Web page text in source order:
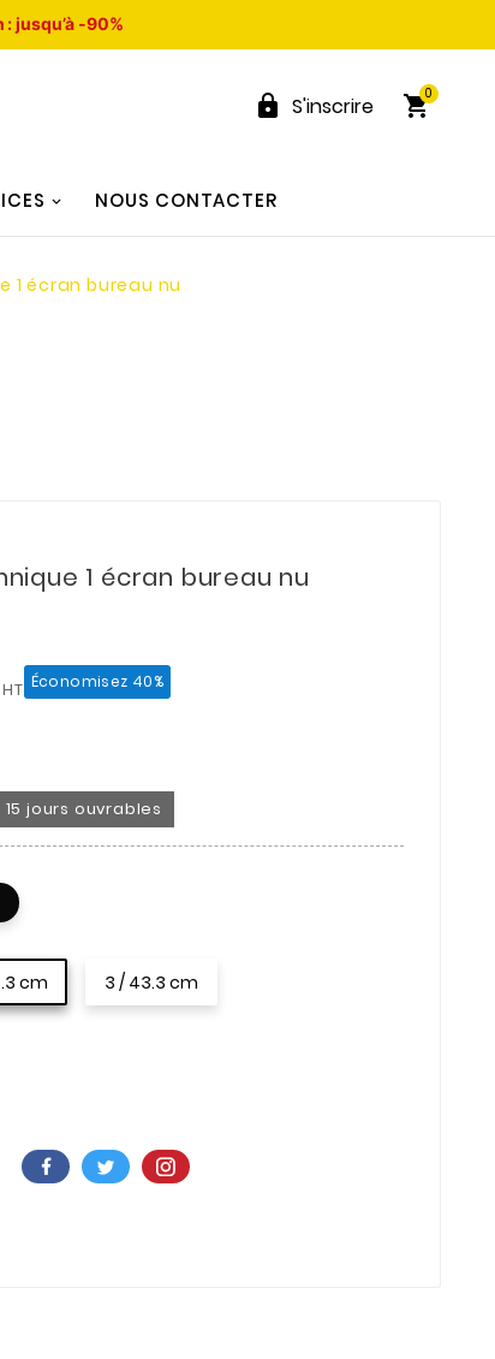
: jusqu’à -90%
 S'inscrire 
0
NOUS CONTACTER
1 écran bureau nu
1 écran bureau nu
HT Économisez 40%
jours ouvrables
cm 3 / 43.3 cm